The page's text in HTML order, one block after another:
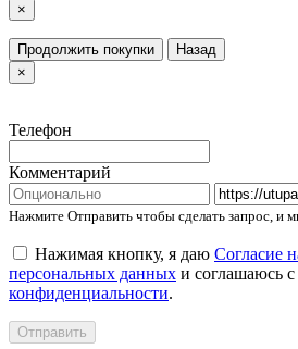
×
Продолжить покупки
Назад
×
Телефон
Комментарий
Нажмите Отправить чтобы сделать запрос, и
Нажимая кнопку, я даю Согласие
персональных данных и соглашаюсь с
конфиденциальности.
Отправить